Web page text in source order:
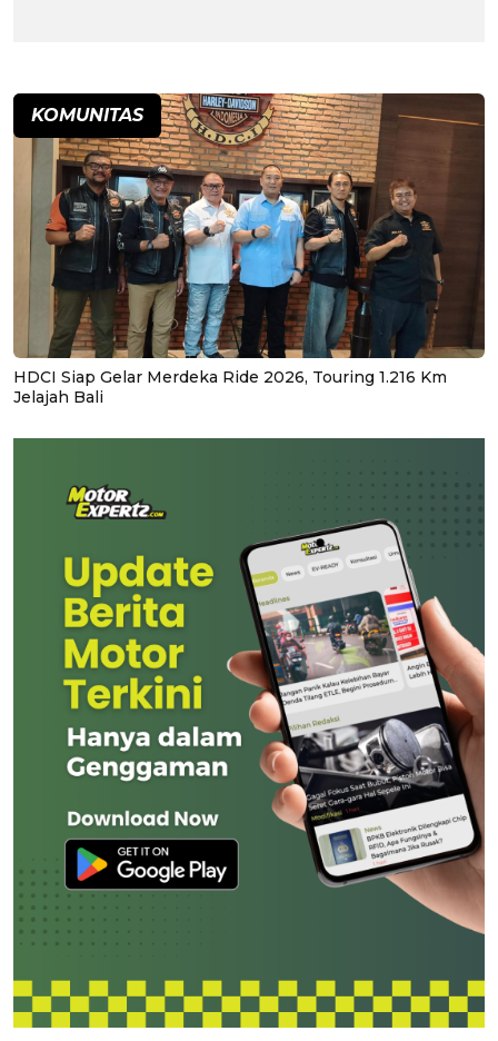
KOMUNITAS
HDCI Siap Gelar Merdeka Ride 2026, Touring 1.216 Km
Jelajah Bali